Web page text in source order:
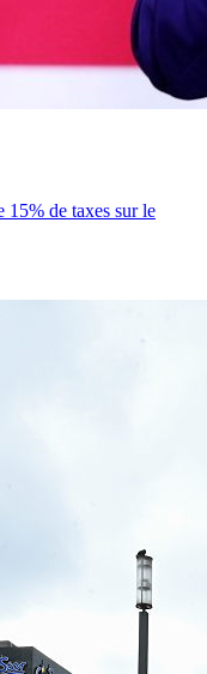
15% de taxes sur le